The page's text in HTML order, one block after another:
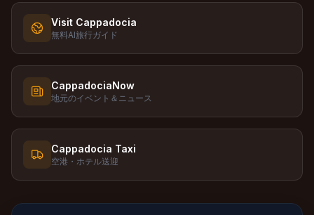
Visit Cappadocia
無料AI旅行ガイド
CappadociaNow
地元のイベント＆ニュース
Cappadocia Taxi
空港・ホテル送迎